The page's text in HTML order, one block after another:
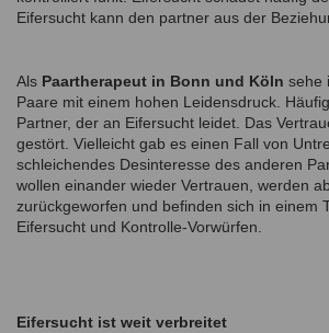
Eifersucht kann den partner aus der
Als Paartherapeut in Bonn und Köln sehe
Paare mit einem hohen Leidensdruck.
Partner, der an Eifersucht leidet. Das
gestört. Vielleicht gab es einen Fall von
schleichendes Desinteresse des anderen
wollen einander wieder Vertrauen, werden
zurückgeworfen und befinden sich in einem
Eifersucht und Kontrolle-Vorwürfen.
Eifersucht ist weit verbreitet